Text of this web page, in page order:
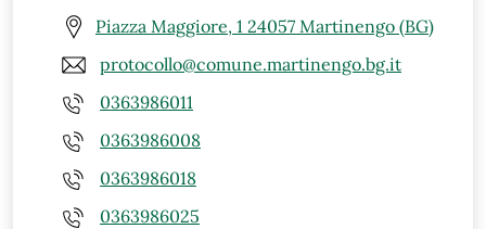
Piazza Maggiore, 1 24057 Martinengo (BG)
protocollo@comune.martinengo.bg.it
0363986011
0363986008
0363986018
0363986025